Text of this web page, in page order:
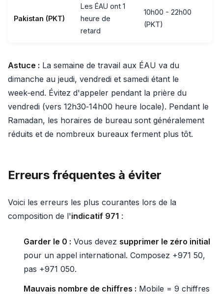
Pakistan (PKT)
Les ÉAU ont 1
heure de
retard
10h00 - 22h00
(PKT)
Astuce : La semaine de travail aux ÉAU va du
dimanche au jeudi, vendredi et samedi étant le
week‑end. Évitez d'appeler pendant la prière du
vendredi (vers 12h30‑14h00 heure locale). Pendant le
Ramadan, les horaires de bureau sont généralement
réduits et de nombreux bureaux ferment plus tôt.
Erreurs fréquentes à éviter
Voici les erreurs les plus courantes lors de la
composition de l'indicatif 971 :
Garder le 0 : Vous devez supprimer le zéro initial
pour un appel international. Composez +971 50,
pas +971 050.
Mauvais nombre de chiffres : Mobile = 9 chiffres